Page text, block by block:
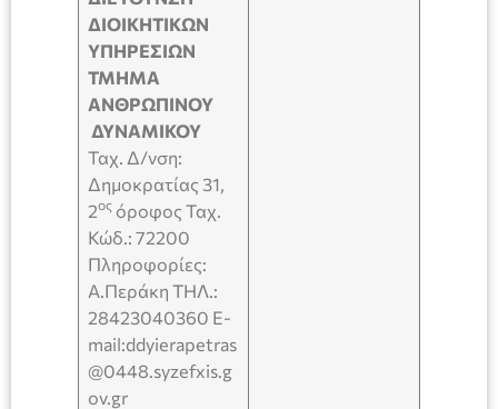
ΔΙΟΙΚΗΤΙΚΩΝ
ΥΠΗΡΕΣΙΩΝ
ΤΜΗΜΑ
ΑΝΘΡΩΠΙΝΟΥ
ΔΥΝΑΜΙΚΟΥ
Ταχ. Δ/νση:
Δημοκρατίας 31,
2ος όροφος Ταχ.
Κώδ.: 72200
Πληροφορίες:
Α.Περάκη ΤΗΛ.:
28423040360 Ε-
mail:ddyierapetras
@0448.syzefxis.g
ov.gr